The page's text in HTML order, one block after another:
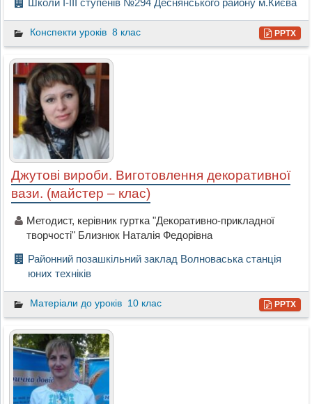
Школи І-ІІІ ступенів №294 Деснянського району м.Києва
Конспекти уроків 8 клас PPTX
Джутові вироби. Виготовлення декоративної
вази. (майстер – клас)
Методист, керівник гуртка "Декоративно-прикладної
творчості" Близнюк Наталія Федорівна
Районний позашкільний заклад Волноваська станція
юних техніків
Матеріали до уроків 10 клас PPTX